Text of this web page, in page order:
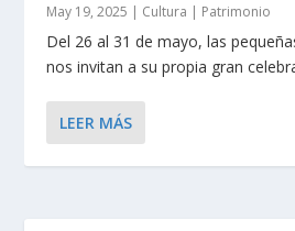
May 19, 2025 | Cultura | Patrimonio
Del 26 al 31 de mayo, las
nos invitan a su propia gran
LEER MÁS